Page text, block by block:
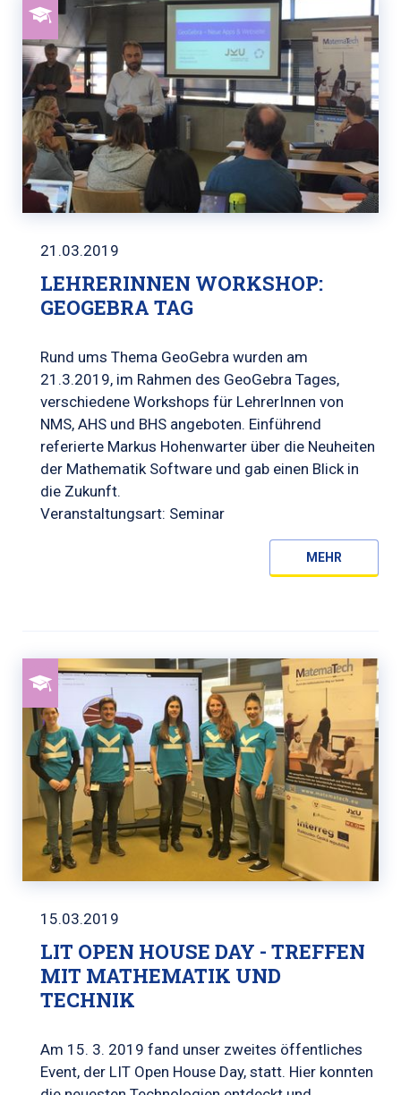
21.03.2019
LEHRERINNEN WORKSHOP:
GEOGEBRA TAG
Rund ums Thema GeoGebra wurden am
21.3.2019, im Rahmen des GeoGebra Tages,
verschiedene Workshops für LehrerInnen von
NMS, AHS und BHS angeboten. Einführend
referierte Markus Hohenwarter über die Neuheiten
der Mathematik Software und gab einen Blick in
die Zukunft.
Veranstaltungsart: Seminar
MEHR
15.03.2019
LIT OPEN HOUSE DAY - TREFFEN
MIT MATHEMATIK UND
TECHNIK
Am 15. 3. 2019 fand unser zweites öffentliches
Event, der LIT Open House Day, statt. Hier konnten